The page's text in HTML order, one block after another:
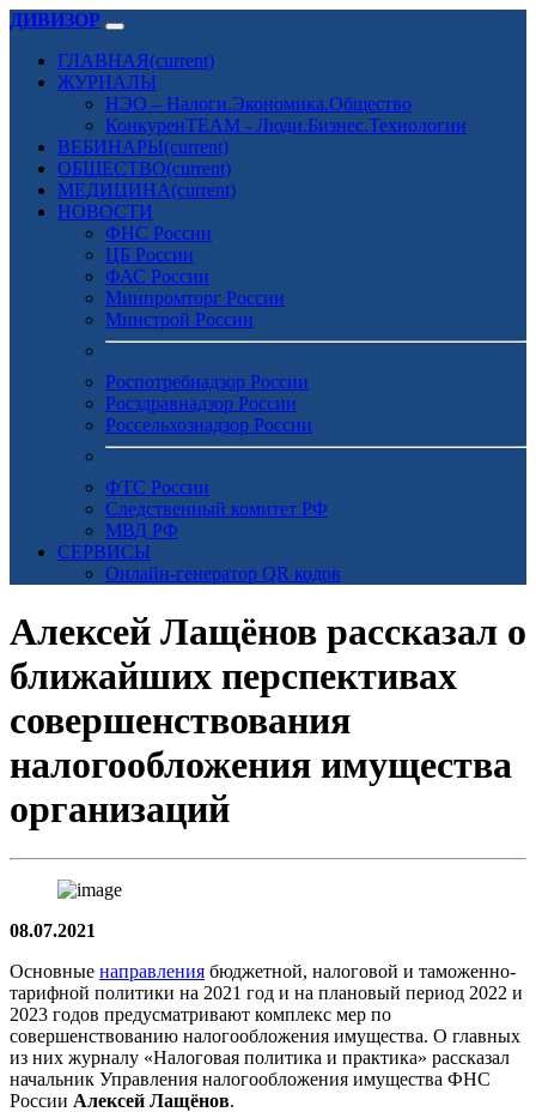
ДИВИЗОР
ГЛАВНАЯ(current)
ЖУРНАЛЫ
НЭО – Налоги.Экономика.Общество
КонкуренTEAM - Люди.Бизнес.Технологии
ВЕБИНАРЫ(current)
ОБЩЕСТВО(current)
МЕДИЦИНА(current)
НОВОСТИ
ФНС России
ЦБ России
ФАС России
Минпромторг России
Минстрой России
Роспотребнадзор России
Росздравнадзор России
Россельхознадзор России
ФТС России
Следственный комитет РФ
МВД РФ
СЕРВИСЫ
Онлайн-генератор QR кодов
Алексей Лащёнов рассказал о
ближайших перспективах
совершенствования
налогообложения имущества
организаций
08.07.2021
Основные направления бюджетной, налоговой и таможенно-
тарифной политики на 2021 год и на плановый период 2022 и
2023 годов предусматривают комплекс мер по
совершенствованию налогообложения имущества. О главных
из них журналу «Налоговая политика и практика» рассказал
начальник Управления налогообложения имущества ФНС
России Алексей Лащёнов.